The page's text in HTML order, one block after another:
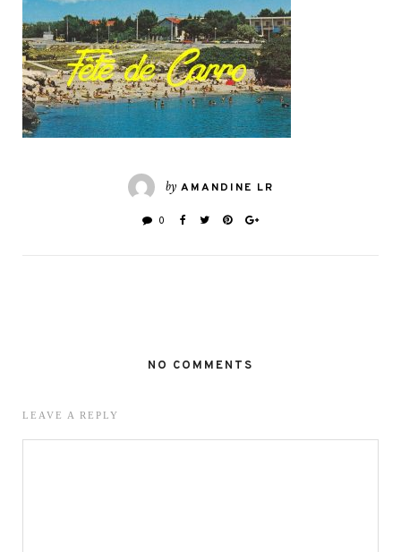
by AMANDINE LR
0
NO COMMENTS
LEAVE A REPLY